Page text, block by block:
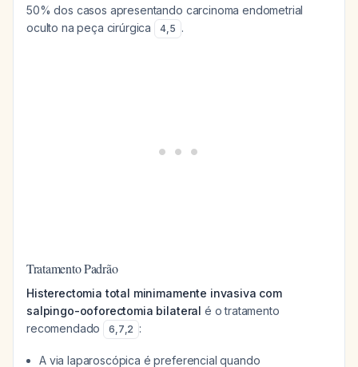
50% dos casos apresentando carcinoma endometrial
oculto na peça cirúrgica
4,5 .
Tratamento Padrão
Histerectomia total minimamente invasiva com
salpingo-ooforectomia bilateral é o tratamento
recomendado
6,7,2 :
A via laparoscópica é preferencial quando